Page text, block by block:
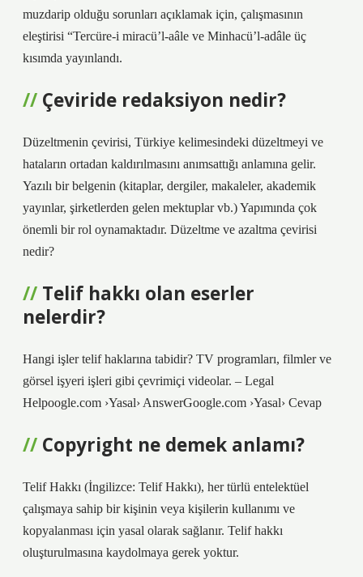
muzdarip olduğu sorunları açıklamak için, çalışmasının
eleştirisi “Tercüre-i miracü’l-aâle ve Minhacü’l-adâle üç
kısımda yayınlandı.
Çeviride redaksiyon nedir?
Düzeltmenin çevirisi, Türkiye kelimesindeki düzeltmeyi ve
hataların ortadan kaldırılmasını anımsattığı anlamına gelir.
Yazılı bir belgenin (kitaplar, dergiler, makaleler, akademik
yayınlar, şirketlerden gelen mektuplar vb.) Yapımında çok
önemli bir rol oynamaktadır. Düzeltme ve azaltma çevirisi
nedir?
Telif hakkı olan eserler
nelerdir?
Hangi işler telif haklarına tabidir? TV programları, filmler ve
görsel işyeri işleri gibi çevrimiçi videolar. – Legal
Helpoogle.com ›Yasal› AnswerGoogle.com ›Yasal› Cevap
Copyright ne demek anlamı?
Telif Hakkı (İngilizce: Telif Hakkı), her türlü entelektüel
çalışmaya sahip bir kişinin veya kişilerin kullanımı ve
kopyalanması için yasal olarak sağlanır. Telif hakkı
oluşturulmasına kaydolmaya gerek yoktur.